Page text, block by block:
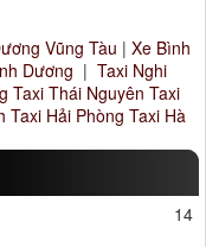
Vũng Tàu | Xe Bình
Dương | Taxi Nghi
Taxi Thái Nguyên Taxi
Taxi Hải Phòng Taxi Hà
14